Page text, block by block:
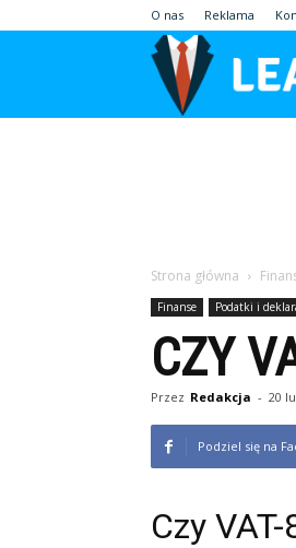
O nas Reklama
Strona główna
Finanse Podatki i
CZY
Przez Redakcja - 20
Podziel się na
Czy